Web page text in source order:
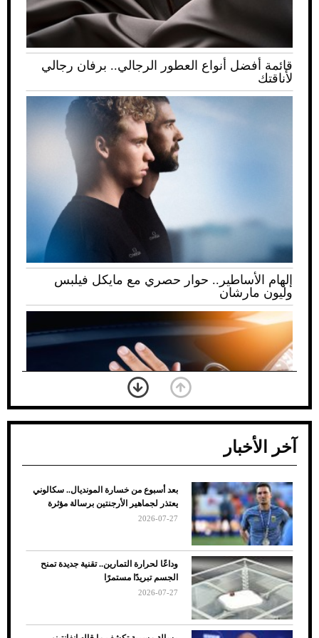
قائمة أفضل أنواع العطور الرجالي.. برفان رجالي
لأناقتك
إلهام الأساطير.. حوار حصري مع مايكل فيلبس
وليون مارشان
ضعف تبريد مكيف السيارة عند الوقوف.. أشهر
الأسباب والحلول
آخر الأخبار
بعد أسبوع من خسارة المونديال.. سكالوني
يعتذر لجماهير الأرجنتين برسالة مؤثرة
2026-07-27
وداعًا لحرارة التمارين.. تقنية جديدة تمنح
الجسم تبريدًا مستمرًا
2026-07-27